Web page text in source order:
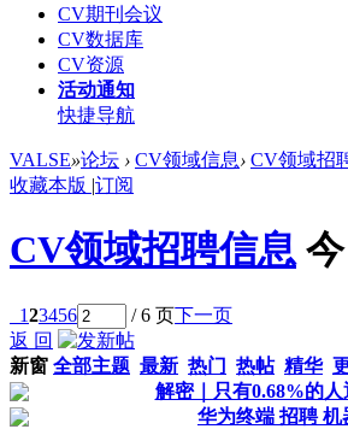
CV期刊会议
CV数据库
CV资源
活动通知
快捷导航
VALSE»论坛 › CV领域信息› CV领域招
收藏本版 |订阅
CV领域招聘信息
123456 / 6 页下一页
返 回
新窗 全部主题 最新 热门 热帖 精华
解密｜只有0.68%的
华为终端 招聘